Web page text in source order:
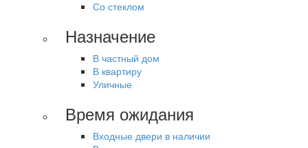
Со стеклом
Назначение
В частный дом
В квартиру
Уличные
Время ожидания
Входные двери в наличии